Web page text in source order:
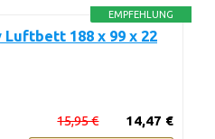
EMPFEHLUNG
Luftbett 188 x 99 x 22
14,47 €
15,95 €